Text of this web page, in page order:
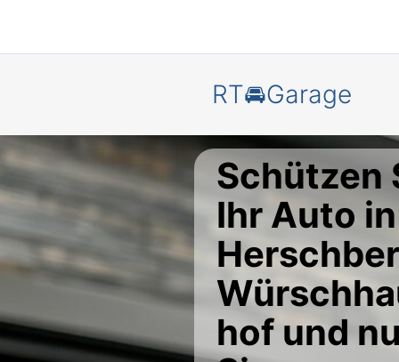
RT🚘Garage
Schützen
Ihr Auto in
hof und